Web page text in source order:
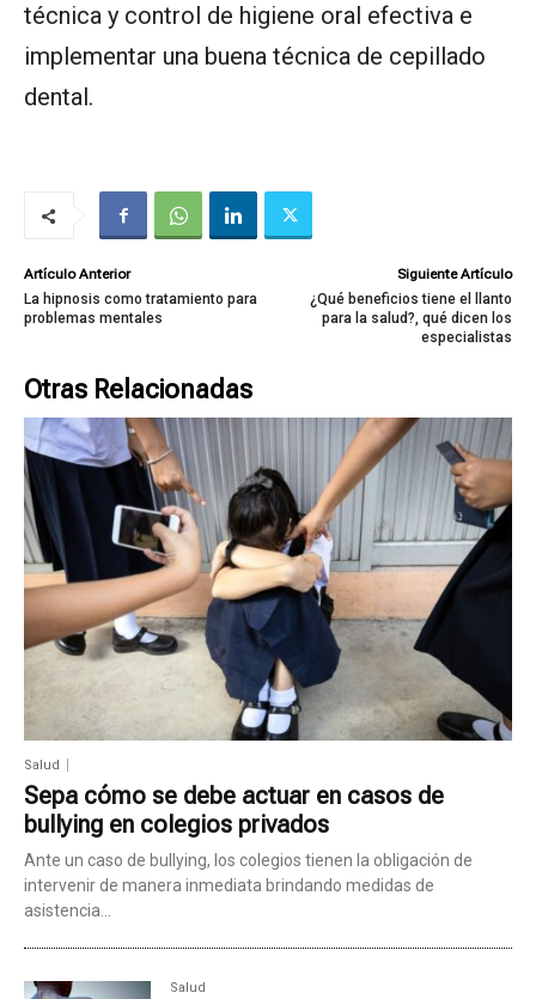
técnica y control de higiene oral efectiva e
implementar una buena técnica de cepillado
dental.
Artículo Anterior
La hipnosis como tratamiento para
problemas mentales
Siguiente Artículo
¿Qué beneficios tiene el llanto
para la salud?, qué dicen los
especialistas
Otras Relacionadas
Salud
Sepa cómo se debe actuar en casos de
bullying en colegios privados
Ante un caso de bullying, los colegios tienen la obligación de
intervenir de manera inmediata brindando medidas de
asistencia...
Salud